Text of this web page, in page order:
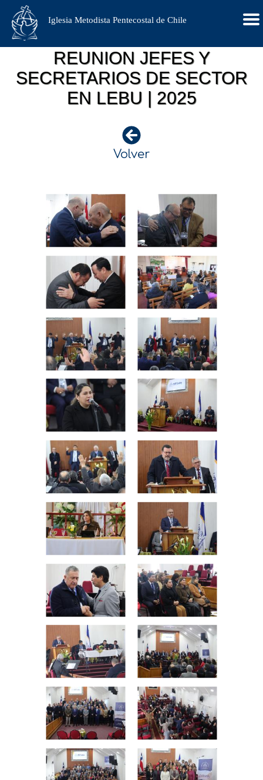
Iglesia Metodista Pentecostal de Chile
REUNION JEFES Y
SECRETARIOS DE SECTOR
EN LEBU | 2025
Volver